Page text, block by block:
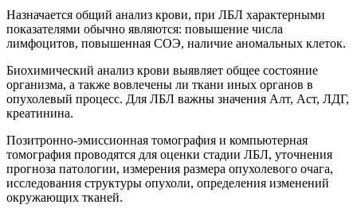
Назначается общий анализ крови, при ЛБЛ характерными
показателями обычно являются: повышение числа
лимфоцитов, повышенная СОЭ, наличие аномальных клеток.
Биохимический анализ крови выявляет общее состояние
организма, а также вовлечены ли ткани иных органов в
опухолевый процесс. Для ЛБЛ важны значения Алт, Аст, ЛДГ,
креатинина.
Позитронно-эмиссионная томография и компьютерная
томография проводятся для оценки стадии ЛБЛ, уточнения
прогноза патологии, измерения размера опухолевого очага,
исследования структуры опухоли, определения изменений
окружающих тканей.